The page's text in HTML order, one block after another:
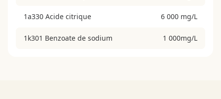
1a330 Acide citrique 6 000 mg/L
1k301 Benzoate de sodium 1 000mg/L